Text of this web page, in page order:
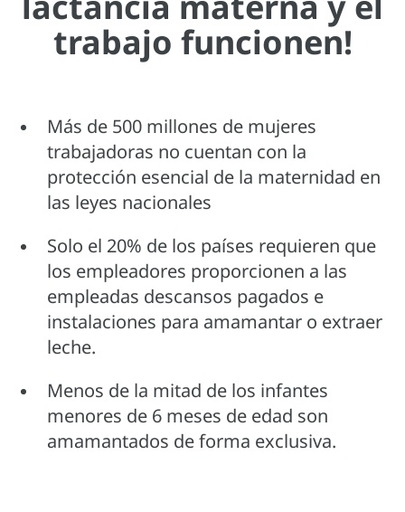
trabajo funcionen!
Más de 500 millones de mujeres
trabajadoras no cuentan con la
protección esencial de la maternidad en
las leyes nacionales
Solo el 20% de los países requieren que
los empleadores proporcionen a las
empleadas descansos pagados e
instalaciones para amamantar o extraer
leche.
Menos de la mitad de los infantes
menores de 6 meses de edad son
amamantados de forma exclusiva.